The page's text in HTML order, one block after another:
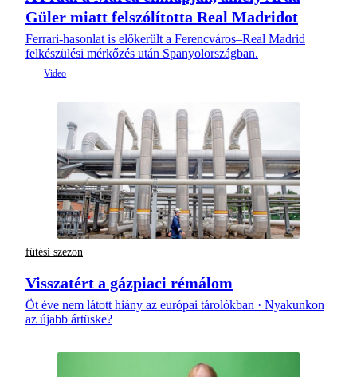
Güler miatt felszólította Real Madridot
Ferrari-hasonlat is előkerült a Ferencváros–Real Madrid
felkészülési mérkőzés után Spanyolországban.
fűtési szezon
Visszatért a gázpiaci rémálom
Öt éve nem látott hiány az európai tárolókban · Nyakunkon
az újabb ártüske?